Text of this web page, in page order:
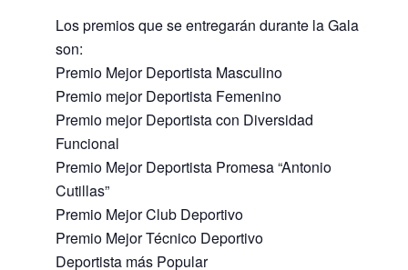
Los premios que se entregarán durante la Gala
son:
Premio Mejor Deportista Masculino
Premio mejor Deportista Femenino
Premio mejor Deportista con Diversidad
Funcional
Premio Mejor Deportista Promesa “Antonio
Cutillas”
Premio Mejor Club Deportivo
Premio Mejor Técnico Deportivo
Deportista más Popular